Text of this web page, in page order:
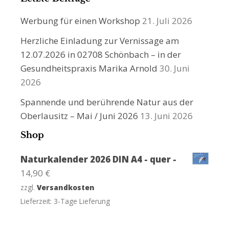
Werbung für einen Workshop 21. Juli 2026
Herzliche Einladung zur Vernissage am
12.07.2026 in 02708 Schönbach – in der
Gesundheitspraxis Marika Arnold 30. Juni
2026
Spannende und berührende Natur aus der
Oberlausitz – Mai / Juni 2026 13. Juni 2026
Shop
Naturkalender 2026 DIN A4 - quer -
14,90 €
zzgl. Versandkosten
Lieferzeit: 3-Tage Lieferung